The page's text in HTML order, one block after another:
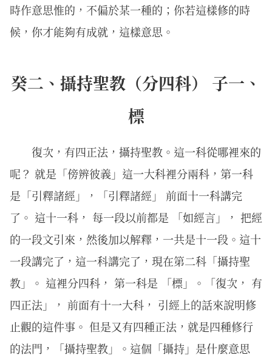
時作意思惟的，不偏於某一種的；你若這樣修的時
候，你才能夠有成就，這樣意思。
癸二、攝持聖教（分四科） 子一、
標
復次，有四正法，攝持聖教。這一科從哪裡來的
呢？ 就是「傍辨彼義」這一大科裡分兩科，第一科
是「引釋諸經」，「引釋諸經」 前面十一科講完
了。 這十一科， 每一段以前都是 「如經言」， 把經
的一段文引來，然後加以解釋，一共是十一段。這十
一段講完了，這一科講完了，現在第二科「攝持聖
教」。 這裡分四科， 第一科是 「標」。「復次， 有
四正法」， 前面有十一大科， 引經上的話來說明修
止觀的這件事。 但是又有四種正法，就是四種修行
的法門，「攝持聖教」。這個「攝持」是什麼意思